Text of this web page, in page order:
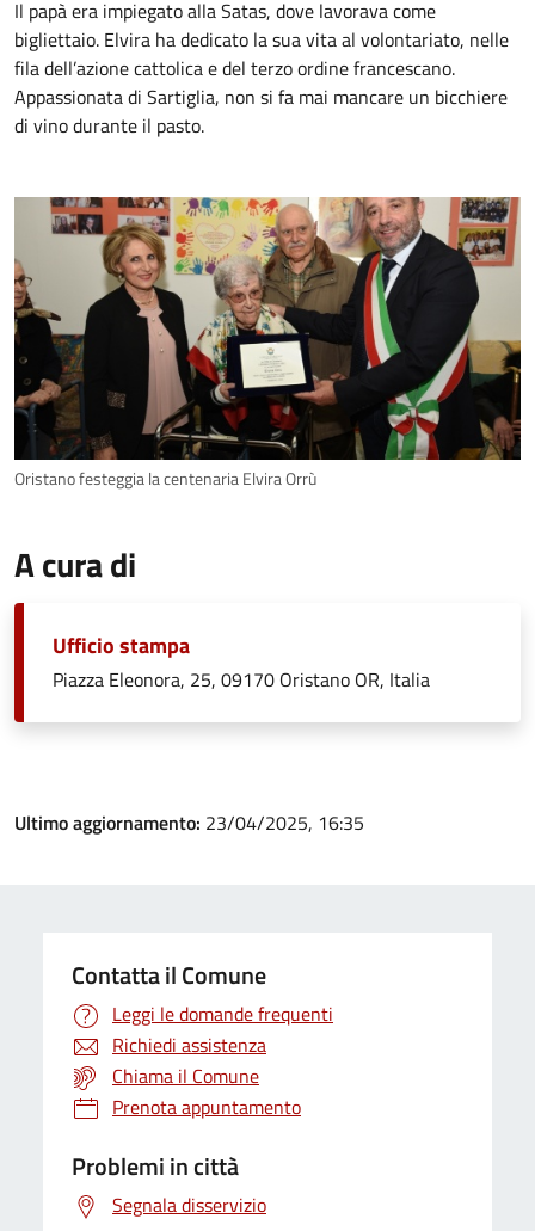
Il papà era impiegato alla Satas, dove lavorava come
bigliettaio. Elvira ha dedicato la sua vita al volontariato, nelle
fila dell’azione cattolica e del terzo ordine francescano.
Appassionata di Sartiglia, non si fa mai mancare un bicchiere
di vino durante il pasto.
Oristano festeggia la centenaria Elvira Orrù
A cura di
Ufficio stampa
Piazza Eleonora, 25, 09170 Oristano OR, Italia
Ultimo aggiornamento: 23/04/2025, 16:35
Contatta il Comune
Leggi le domande frequenti
Richiedi assistenza
Chiama il Comune
Prenota appuntamento
Problemi in città
Segnala disservizio